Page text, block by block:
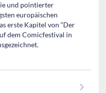
und pointierter
europäischen
erste Kapitel von “Der
dem Comicfestival in